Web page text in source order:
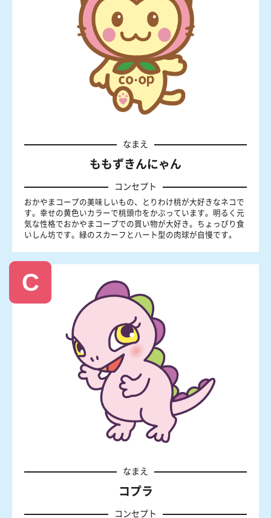
なまえ
ももずきんにゃん
コンセプト
おかやまコープの美味しいもの、とりわけ桃が大好きなネコで
す。幸せの黄色いカラーで桃頭巾をかぶっています。明るく元
気な性格でおかやまコープでの買い物が大好き。ちょっぴり食
いしん坊です。緑のスカーフとハート型の肉球が自慢です。
C
なまえ
コプラ
コンセプト